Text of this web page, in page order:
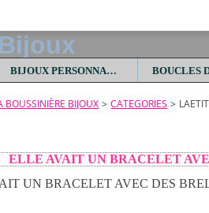
BIJOUX PERSONNALISES
BOUSSINIÈRE BIJOUX > CATEGORIES >
ELLE AVAIT UN BRACELET